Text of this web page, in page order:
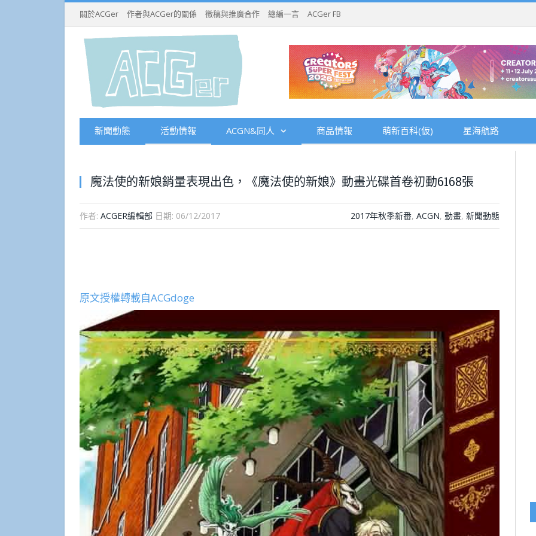
關於ACGer 作者與ACGer的關係 徵稿與推廣合作 總編一言 ACGer FB
新聞動態 活動情報 ACGN&同人 商品情報 萌新百科(仮) 星海航路
魔法使的新娘銷量表現出色，《魔法使的新娘》動畫光碟首卷初動6168張
作者: ACGER編輯部 日期: 06/12/2017 2017年秋季新番, ACGN, 動畫, 新聞動態
原文授權轉載自ACGdoge